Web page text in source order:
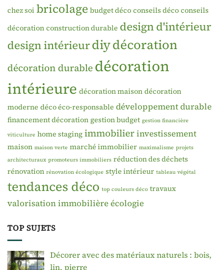
chez soi bricolage budget déco conseils déco conseils
décoration construction durable design d'intérieur
design intérieurdiydécoration
décoration durabledécoration
intérieure décoration maison décoration
moderne déco éco-responsable développement durable
financement décoration gestion budget gestion financière
viticulture home staging immobilierinvestissement
maison maison verte marché immobilier maximalisme projets
architecturaux promoteurs immobiliers réduction des déchets
rénovation rénovation écologique style intérieur tableau végétal
tendances déco top couleurs déco travaux
valorisation immobilièreécologie
TOP SUJETS
Décorer avec des matériaux naturels : bois,
lin, pierre